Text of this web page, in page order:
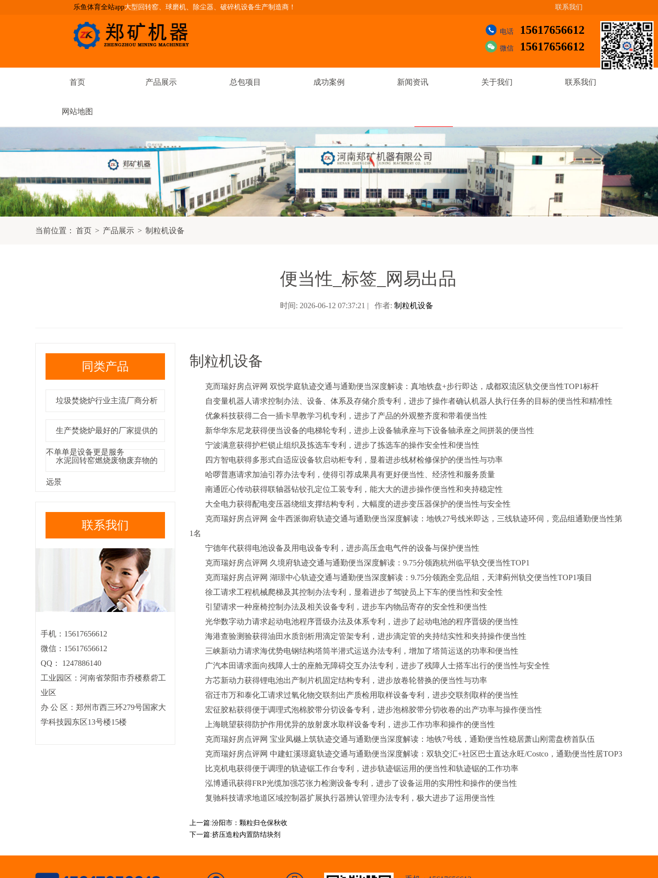
乐鱼体育全站app大型回转窑、球磨机、除尘器、破碎机设备生产制造商！ 联系我们
电话 15617656612
微信 15617656612
首页 产品展示 总包项目 成功案例 新闻资讯 关于我们 联系我们
网站地图
当前位置： 首页 > 产品展示 > 制粒机设备
便当性_标签_网易出品
时间: 2026-06-12 07:37:21 | 作者: 制粒机设备
同类产品
垃圾焚烧炉行业主流厂商分析
生产焚烧炉最好的厂家提供的
不单单是设备更是服务
水泥回转窑燃烧废物废弃物的
远景
联系我们
手机： 15617656612
微信： 15617656612
QQ：
1247886140
工业园区： 河南省荥阳市乔楼蔡砦工
业区
办 公 区： 郑州市西三环279号国家大
学科技园东区13号楼15楼
制粒机设备
克而瑞好房点评网 双悦学庭轨迹交通与通勤便当深度解读：真地铁盘+步行即达，成都双流区轨交便当性TOP1标杆
自变量机器人请求控制办法、设备、体系及存储介质专利，进步了操作者确认机器人执行任务的目标的便当性和精准性
优象科技获得二合一插卡早教学习机专利，进步了产品的外观整齐度和带着便当性
新华华东尼龙获得便当设备的电梯轮专利，进步上设备轴承座与下设备轴承座之间拼装的便当性
宁波满意获得护栏锁止组织及拣选车专利，进步了拣选车的操作安全性和便当性
四方智电获得多形式自适应设备软启动柜专利，显着进步线材检修保护的便当性与功率
哈啰普惠请求加油引荐办法专利，使得引荐成果具有更好便当性、经济性和服务质量
南通匠心传动获得联轴器钻铰孔定位工装专利，能大大的进步操作便当性和夹持稳定性
大全电力获得配电变压器绕组支撑结构专利，大幅度的进步变压器保护的便当性与安全性
克而瑞好房点评网 金牛西派御府轨迹交通与通勤便当深度解读：地铁27号线米即达，三线轨迹环伺，竞品组通勤便当性第
1名
宁德年代获得电池设备及用电设备专利，进步高压盒电气件的设备与保护便当性
克而瑞好房点评网 久境府轨迹交通与通勤便当深度解读：9.75分领跑杭州临平轨交便当性TOP1
克而瑞好房点评网 湖璟中心轨迹交通与通勤便当深度解读：9.75分领跑全竞品组，天津蓟州轨交便当性TOP1项目
徐工请求工程机械爬梯及其控制办法专利，显着进步了驾驶员上下车的便当性和安全性
引望请求一种座椅控制办法及相关设备专利，进步车内物品寄存的安全性和便当性
光华数字动力请求起动电池程序晋级办法及体系专利，进步了起动电池的程序晋级的便当性
海港查验测验获得油田水质剖析用滴定管架专利，进步滴定管的夹持结实性和夹持操作便当性
三峡新动力请求海优势电钢结构塔筒半潜式运送办法专利，增加了塔筒运送的功率和便当性
广汽本田请求面向残障人士的座舱无障碍交互办法专利，进步了残障人士搭车出行的便当性与安全性
方芯新动力获得锂电池出产制片机固定结构专利，进步放卷轮替换的便当性与功率
宿迁市万和泰化工请求过氧化物交联剂出产质检用取样设备专利，进步交联剂取样的便当性
宏征胶粘获得便于调理式泡棉胶带分切设备专利，进步泡棉胶带分切收卷的出产功率与操作便当性
上海眺望获得防护作用优异的放射废水取样设备专利，进步工作功率和操作的便当性
克而瑞好房点评网 宝业凤樾上筑轨迹交通与通勤便当深度解读：地铁7号线，通勤便当性稳居萧山刚需盘榜首队伍
克而瑞好房点评网 中建虹溪璟庭轨迹交通与通勤便当深度解读：双轨交汇+社区巴士直达永旺/Costco，通勤便当性居TOP3
比克机电获得便于调理的轨迹锯工作台专利，进步轨迹锯运用的便当性和轨迹锯的工作功率
泓博通讯获得FRP光缆加强芯张力检测设备专利，进步了设备运用的实用性和操作的便当性
复驰科技请求地道区域控制器扩展执行器辨认管理办法专利，极大进步了运用便当性
上一篇:汾阳市：颗粒归仓保秋收
下一篇:挤压造粒内置防结块剂